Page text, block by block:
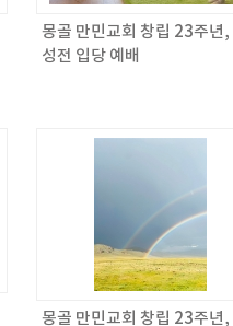
몽골 만민교회 창립 23주년,
성전 입당 예배
몽골 만민교회 창립 23주년,